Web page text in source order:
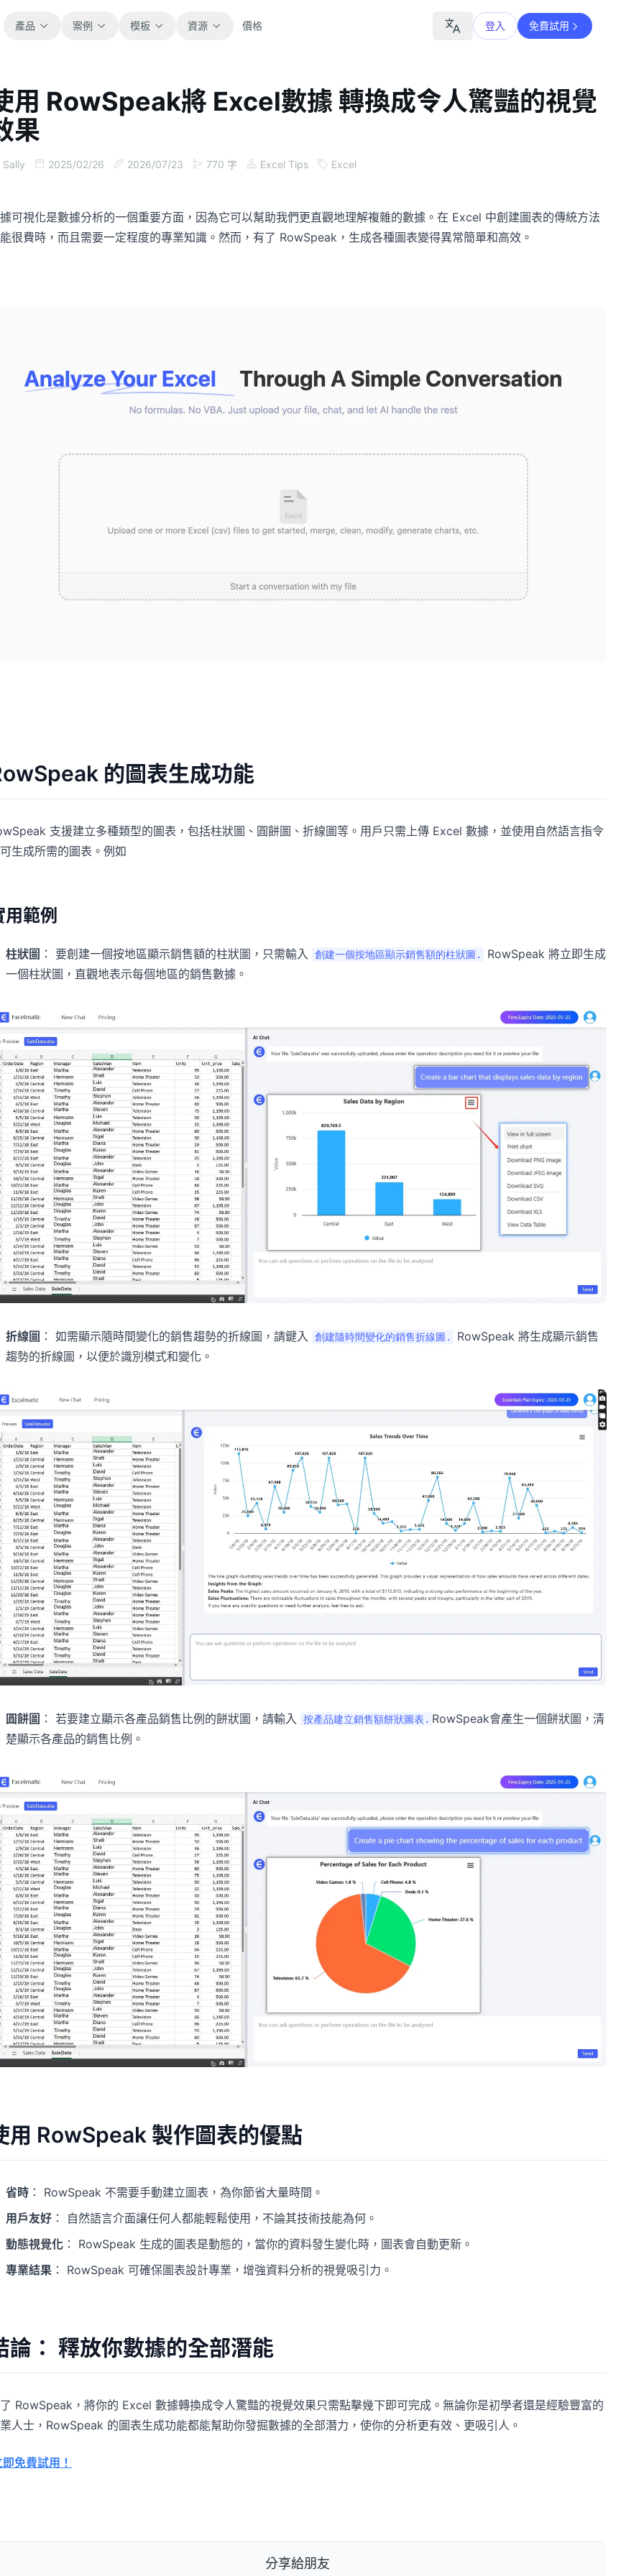
產品 案例 模板
全部
財務
營運
用於追蹤流程、協作、規劃與執行。
分析
用於儀表板、KPI 檢視與經營分析。
資源
部落格
指南
文件
查看產品文件、設定與使用說明。
快速入門
幫助新使用者與團隊快速上手。
價格 登入 免費試用
用 RowSpeak將 Excel數據 轉換成令人驚豔的視覺
果
Sally 2025/02/26 2026/07/23 770 字 Excel Tips Excel
可視化是數據分析的一個重要方面，因為它可以幫助我們更直觀地理解複雜的數據。在 Excel 中創建圖表的傳統方法
很費時，而且需要一定程度的專業知識。然而，有了 RowSpeak，生成各種圖表變得異常簡單和高效。
的圖表生成功能
支援建立多種類型的圖表，包括柱狀圖、圓餅圖、折線圖等。用戶只需上傳 Excel 數據，並使用自然語言指令
生成所需的圖表。例如
用範例
柱狀圖 ： 要創建一個按地區顯示銷售額的柱狀圖，只需輸入 創建一個按地區顯示銷售額的柱狀圖.
RowSpeak 將立即生成
一個柱狀圖，直觀地表示每個地區的銷售數據。
折線圖 ： 如需顯示隨時間變化的銷售趨勢的折線圖，請鍵入 創建隨時間變化的銷售折線圖.
RowSpeak 將生成顯示銷售
趨勢的折線圖，以便於識別模式和變化。
圓餅圖 ： 若要建立顯示各產品銷售比例的餅狀圖，請輸入 按產品建立銷售額餅狀圖表. RowSpeak會產生一個餅狀圖，清
楚顯示各產品的銷售比例。
用 RowSpeak 製作圖表的優點
省時 ： RowSpeak 不需要手動建立圖表，為你節省大量時間。
用戶友好 ： 自然語言介面讓任何人都能輕鬆使用，不論其技術技能為何。
動態視覺化 ： RowSpeak 生成的圖表是動態的，當你的資料發生變化時，圖表會自動更新。
專業結果 ： RowSpeak 可確保圖表設計專業，增強資料分析的視覺吸引力。
論： 釋放你數據的全部潛能
RowSpeak，將你的 Excel 數據轉換成令人驚豔的視覺效果只需點擊幾下即可完成。無論你是初學者還是經驗豐富的
人士，RowSpeak 的圖表生成功能都能幫助你發掘數據的全部潛力，使你的分析更有效、更吸引人。
免費試用！
分享給朋友